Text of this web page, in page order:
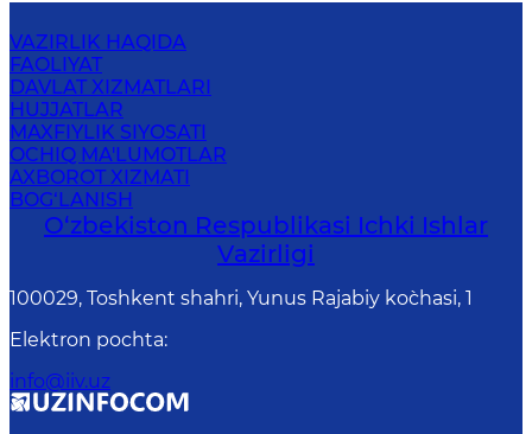
VAZIRLIK HAQIDA
FAOLIYAT
DAVLAT XIZMATLARI
HUJJATLAR
MAXFIYLIK SIYOSATI
OCHIQ MA'LUMOTLAR
AXBOROT XIZMATI
BOG‘LANISH
O‘zbеkiston Rеspublikаsi Ichki Ishlаr
Vаzirligi
100029, Toshkent shahri, Yunus Rаjаbiy ko`chаsi, 1
Elektron pochta:
info@iiv.uz